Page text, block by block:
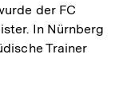
der FC
In Nürnberg
Trainer